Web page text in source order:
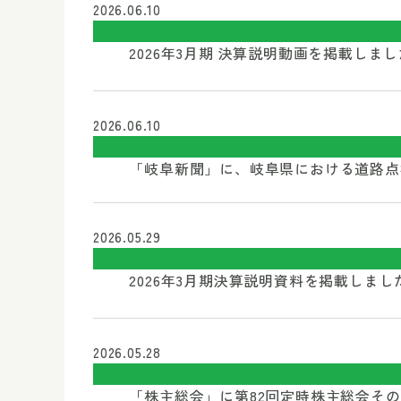
2026.06.10
2026年3月期 決算説明動画を掲載しま
2026.06.10
「岐阜新聞」に、岐阜県における道
2026.05.29
2026年3月期決算説明資料を掲載しま
2026.05.28
「株主総会」に第82回定時株主総会